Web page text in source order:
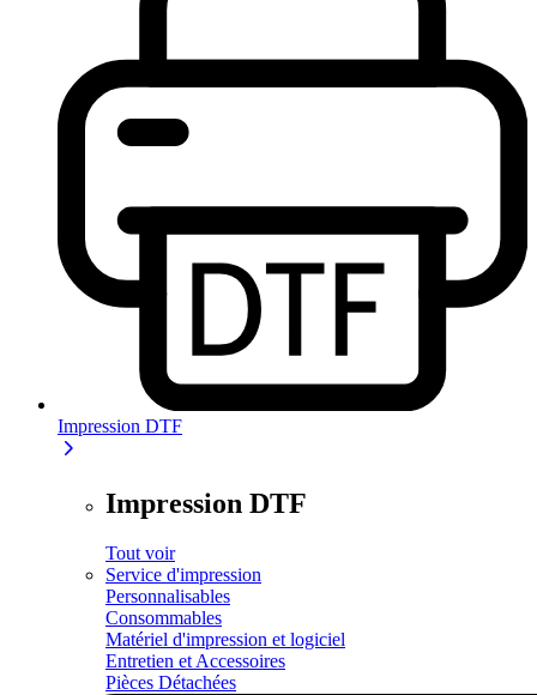
Impression DTF
Impression DTF
Tout voir
Service d'impression
Personnalisables
Consommables
Matériel d'impression et logiciel
Entretien et Accessoires
Pièces Détachées